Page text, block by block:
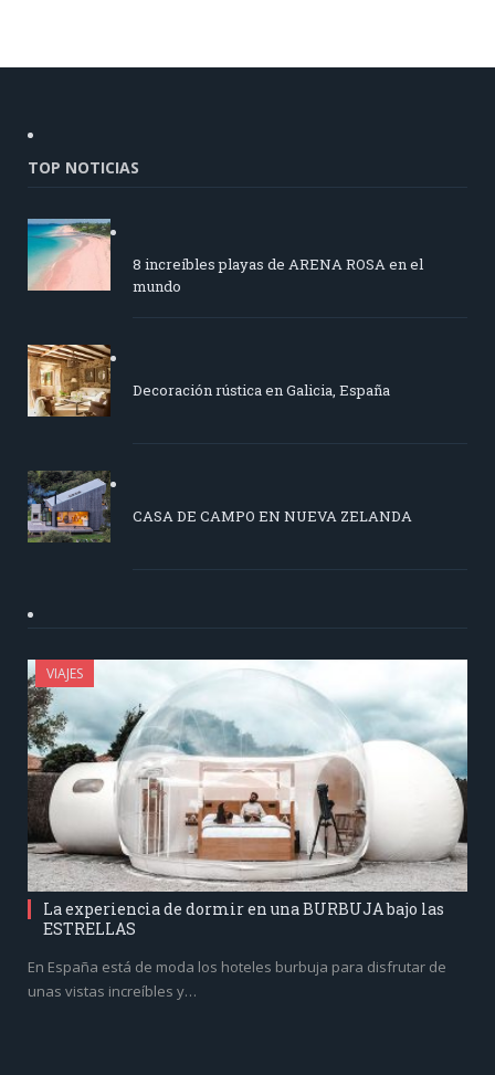
TOP NOTICIAS
8 increíbles playas de ARENA ROSA en el
mundo
Decoración rústica en Galicia, España
CASA DE CAMPO EN NUEVA ZELANDA
VIAJES
La experiencia de dormir en una BURBUJA bajo las
ESTRELLAS
En España está de moda los hoteles burbuja para disfrutar de
unas vistas increíbles y…